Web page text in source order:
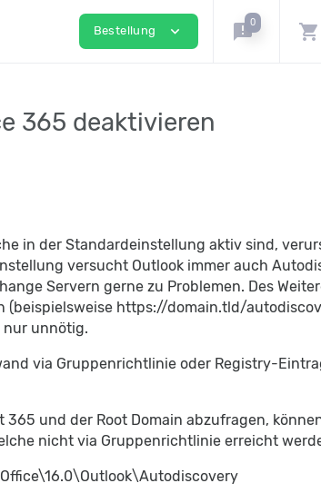
Bestellung expand_more announcement0 shopping_cart
365 deaktivieren
in der Standardeinstellung aktiv sind,
versucht Outlook immer auch
Servern gerne zu Problemen. Des
(beispielsweise https://domain.tld/
nur unnötig.
via Gruppenrichtlinie oder Registry-
und der Root Domain abzufragen,
nicht via Gruppenrichtlinie erreicht